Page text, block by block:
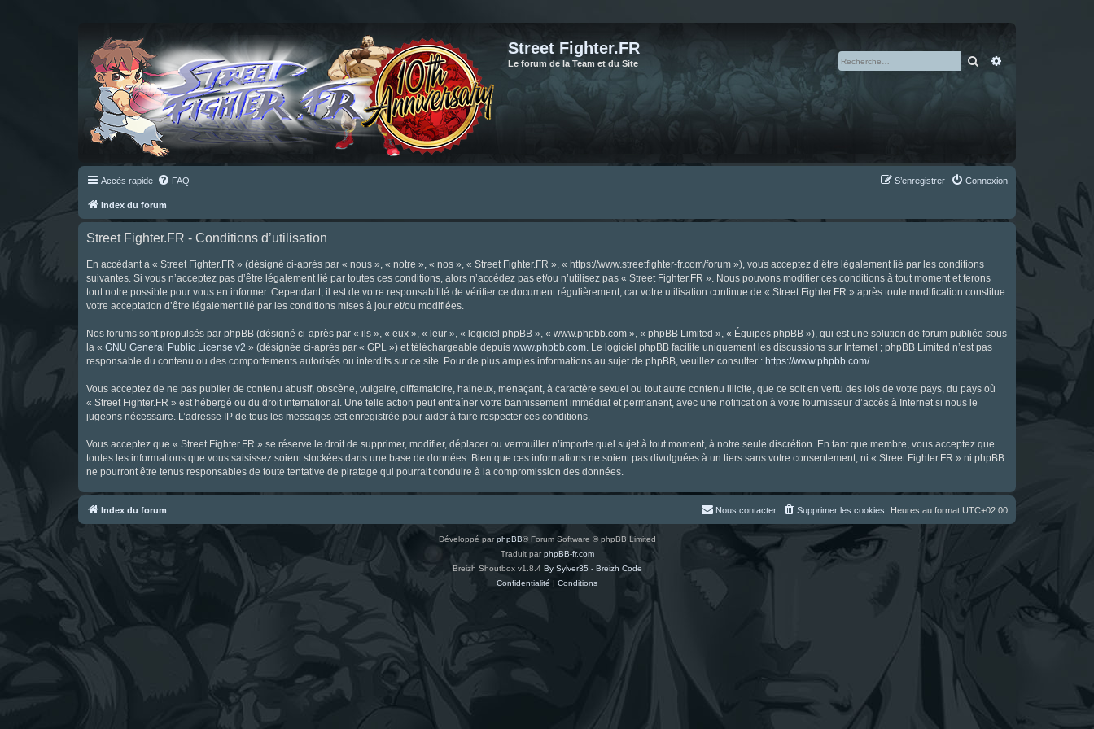
Street Fighter.FR
Le forum de la Team et du Site Rechercher
Accès rapide FAQ Connexion
S’enregistrer
Index du forum
Street Fighter.FR - Conditions d’utilisation
En accédant à « Street Fighter.FR » (désigné ci-après par « nous », « notre », « nos », « Street Fighter.FR », « https://www.streetfighter-fr.com/forum »), vous acceptez d’être légalement lié par les conditions
suivantes. Si vous n’acceptez pas d’être légalement lié par toutes ces conditions, alors n’accédez pas et/ou n’utilisez pas « Street Fighter.FR ». Nous pouvons modifier ces conditions à tout moment et ferons
tout notre possible pour vous en informer. Cependant, il est de votre responsabilité de vérifier ce document régulièrement, car votre utilisation continue de « Street Fighter.FR » après toute modification constitue
votre acceptation d’être légalement lié par les conditions mises à jour et/ou modifiées.
Nos forums sont propulsés par phpBB (désigné ci-après par « ils », « eux », « leur », « logiciel phpBB », « www.phpbb.com », « phpBB Limited », « Équipes phpBB »), qui est une solution de forum publiée sous
la « GNU General Public License v2 » (désignée ci-après par « GPL ») et téléchargeable depuis www.phpbb.com. Le logiciel phpBB facilite uniquement les discussions sur Internet ; phpBB Limited n’est pas
responsable du contenu ou des comportements autorisés ou interdits sur ce site. Pour de plus amples informations au sujet de phpBB, veuillez consulter : https://www.phpbb.com/.
Vous acceptez de ne pas publier de contenu abusif, obscène, vulgaire, diffamatoire, haineux, menaçant, à caractère sexuel ou tout autre contenu illicite, que ce soit en vertu des lois de votre pays, du pays où
« Street Fighter.FR » est hébergé ou du droit international. Une telle action peut entraîner votre bannissement immédiat et permanent, avec une notification à votre fournisseur d’accès à Internet si nous le
jugeons nécessaire. L’adresse IP de tous les messages est enregistrée pour aider à faire respecter ces conditions.
Vous acceptez que « Street Fighter.FR » se réserve le droit de supprimer, modifier, déplacer ou verrouiller n’importe quel sujet à tout moment, à notre seule discrétion. En tant que membre, vous acceptez que
toutes les informations que vous saisissez soient stockées dans une base de données. Bien que ces informations ne soient pas divulguées à un tiers sans votre consentement, ni « Street Fighter.FR » ni phpBB
ne pourront être tenus responsables de toute tentative de piratage qui pourrait conduire à la compromission des données.
Index du forum Heures au format UTC+02:00
Supprimer les cookies
Nous contacter
Développé parphpBB® Forum Software © phpBB Limited
Traduit par phpBB-fr.com
Breizh Shoutbox v1.8.4 By Sylver35 - Breizh Code
Confidentialité | Conditions